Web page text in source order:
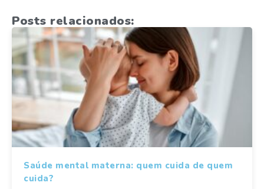
Posts relacionados:
Saúde mental materna: quem cuida de quem
cuida?